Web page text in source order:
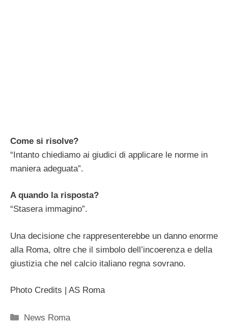
Come si risolve?
“Intanto chiediamo ai giudici di applicare le norme in
maniera adeguata”.
A quando la risposta?
“Stasera immagino”.
Una decisione che rappresenterebbe un danno enorme
alla Roma, oltre che il simbolo dell’incoerenza e della
giustizia che nel calcio italiano regna sovrano.
Photo Credits | AS Roma
Categorie
News Roma